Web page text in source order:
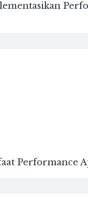
Performance